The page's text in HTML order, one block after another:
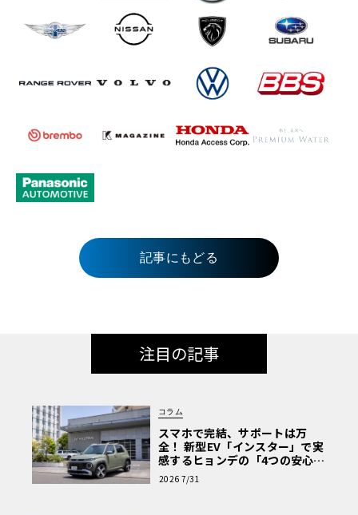
記事にもどる
注目の記事
コラム
スマホで完結、サポートは万
全！ 新型EV「インスター」で実
感するヒョンデの「4つの安心」
【第1回・ヒョンデ6つの疑問：
Why? Hyundai?】〈PR〉
2026 7/31